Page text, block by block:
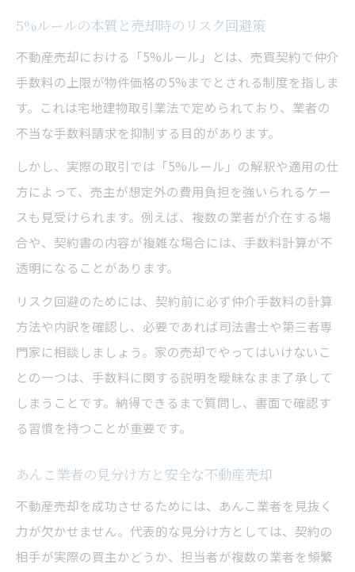
5%ルールの本質と売却時のリスク回避策
不動産売却における「5%ルール」とは、売買契約で仲介
手数料の上限が物件価格の5%までとされる制度を指しま
す。これは宅地建物取引業法で定められており、業者の
不当な手数料請求を抑制する目的があります。
しかし、実際の取引では「5%ルール」の解釈や適用の仕
方によって、売主が想定外の費用負担を強いられるケー
スも見受けられます。例えば、複数の業者が介在する場
合や、契約書の内容が複雑な場合には、手数料計算が不
透明になることがあります。
リスク回避のためには、契約前に必ず仲介手数料の計算
方法や内訳を確認し、必要であれば司法書士や第三者専
門家に相談しましょう。家の売却でやってはいけないこ
との一つは、手数料に関する説明を曖昧なまま了承して
しまうことです。納得できるまで質問し、書面で確認す
る習慣を持つことが重要です。
あんこ業者の見分け方と安全な不動産売却
不動産売却を成功させるためには、あんこ業者を見抜く
力が欠かせません。代表的な見分け方としては、契約の
相手が実際の買主かどうか、担当者が複数の業者を頻繁